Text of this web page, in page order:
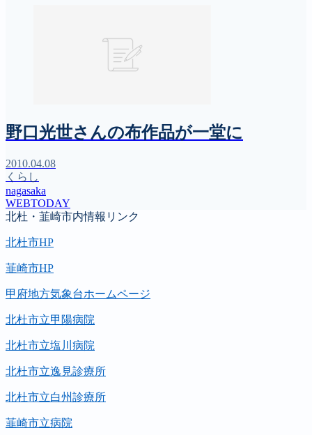
野口光世さんの布作品が一堂に
2010.04.08
くらし
nagasaka
WEBTODAY
北杜・韮崎市内情報リンク
北杜市HP
韮崎市HP
甲府地方気象台ホームページ
北杜市立甲陽病院
北杜市立塩川病院
北杜市立逸見診療所
北杜市立白州診療所
韮崎市立病院